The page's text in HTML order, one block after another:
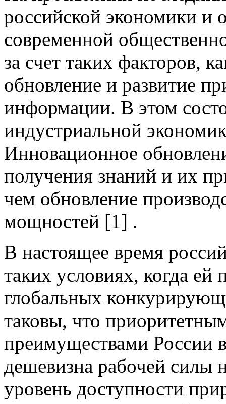
российской экономики и
современной
за счет таких факторов,
обновление и развитие
информации. В этом
индустриальной
Инновационное
получения знаний и их
чем обновление
мощностей [1] .
В настоящее время
таких условиях, когда ей
глобальных
таковы, что
преимуществами России
дешевизна рабочей силы
уровень доступности